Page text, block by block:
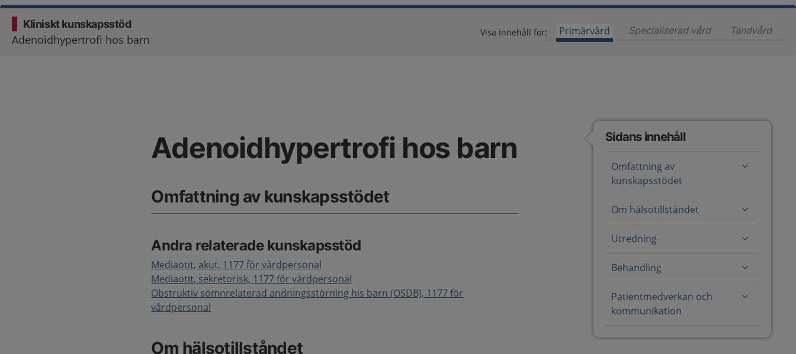
Kliniskt kunskapsstöd
Adenoidhypertrofi hos barn
Visa innehåll för: Primärvård Specialiserad vårdInnehåll för
Tandvård
Adenoidhypertrofi hos barn
Omfattning av kunskapsstödet
Andra relaterade kunskapsstöd
Mediaotit, akut, 1177 för vårdpersonal
Mediaotit, sekretorisk, 1177 för vårdpersonal
​Obstruktiv sömnrelaterad andningsstörning his barn (OSDB), 1177 för
vårdpersonal
Om hälsotillståndet
Sidans innehåll
Omfattning av
kunskapsstödet
Om hälsotillståndet
Utredning
Behandling
Patientmedverkan och
kommunikation